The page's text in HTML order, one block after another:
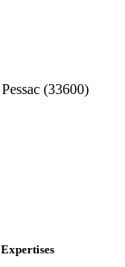
Pessac (33600)
Expertises